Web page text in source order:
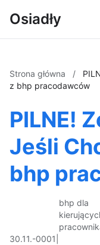
Osiadły
Strona główna /
z bhp pracodawców
PILNE!
Jeśli
bhp
30.11.-0001
bhp dla